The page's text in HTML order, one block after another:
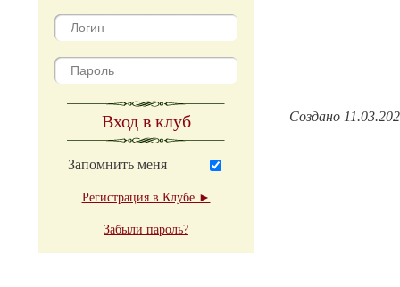
Вход в клуб
Запомнить меня
Регистрация в Клубе ►
Забыли пароль?
Создано